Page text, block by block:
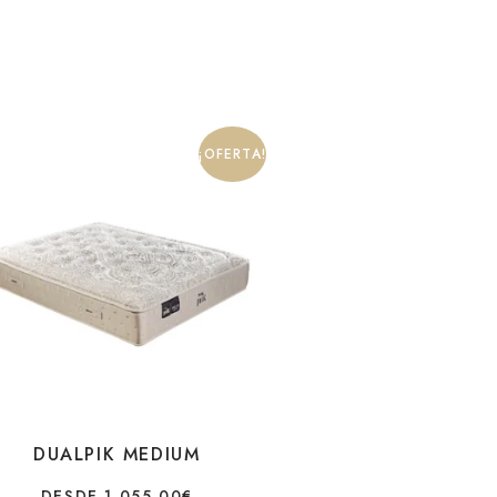
¡OFERTA!
DUALPIK MEDIUM